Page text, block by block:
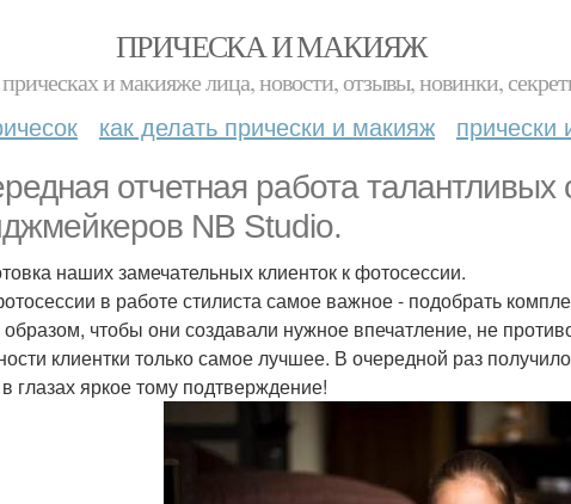
ПРИЧЕСКА И МАКИЯЖ
и макияже лица, новости, отзывы, новинки,
как делать прически и макияж
отчетная работа талантливых
NB Studio.
наших замечательных клиенток к фотосессии.
в работе стилиста самое важное - подобрать
чтобы они создавали нужное впечатление, не
клиентки только самое лучшее. В очередной раз
в глазах яркое тому подтверждение!